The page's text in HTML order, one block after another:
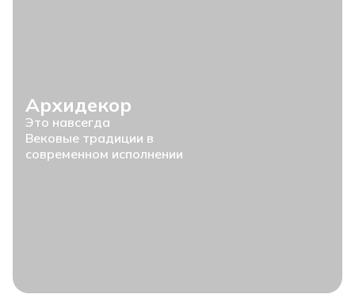
Архидекор
Это навсегда
Вековые традиции в
современном исполнении